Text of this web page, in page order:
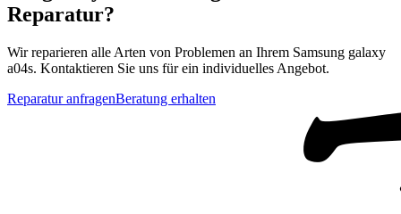
Reparatur?
Wir reparieren alle Arten von Problemen an Ihrem Samsung galaxy
a04s. Kontaktieren Sie uns für ein individuelles Angebot.
Reparatur anfragenBeratung erhalten